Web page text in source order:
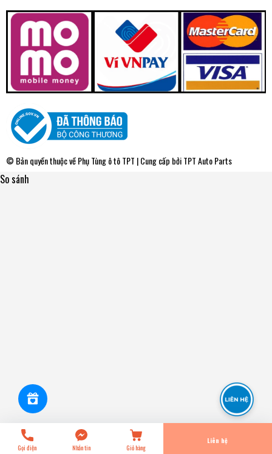
© Bản quyền thuộc vềPhụ Tùng ô tô TPT | Cung cấp bởiTPT Auto Parts
So sánh
Tiến Hành Thanh Toán
Gọi điện Nhắn tin Giỏ hàng
Liên hệ